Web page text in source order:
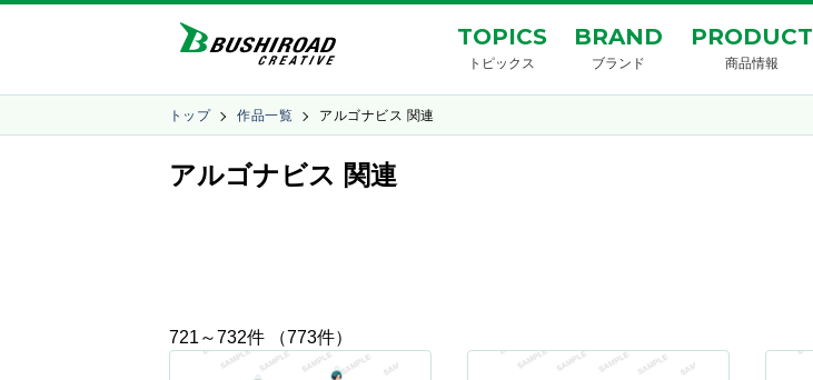
TOPICS
トピックス
BRAND
ブランド
PRODUCT
商品情報
トップ 作品一覧 アルゴナビス 関連
アルゴナビス 関連
721～732件 （773件）